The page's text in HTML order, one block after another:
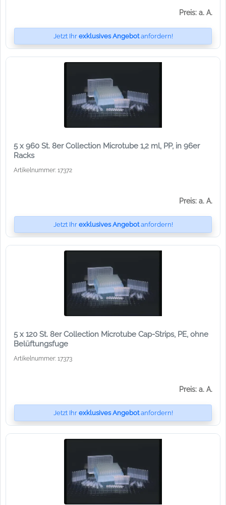
Preis: a. A.
Jetzt Ihr exklusives Angebotanfordern!
5 x 960 St. 8er Collection Microtube 1,2 ml, PP, in 96er
Racks
Artikelnummer: 17372
Preis: a. A.
Jetzt Ihr exklusives Angebotanfordern!
5 x 120 St. 8er Collection Microtube Cap-Strips, PE, ohne
Belüftungsfuge
Artikelnummer: 17373
Preis: a. A.
Jetzt Ihr exklusives Angebotanfordern!